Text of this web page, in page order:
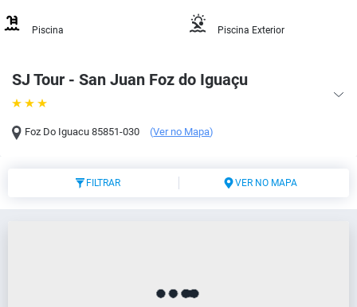
SJ Tour - San Juan Foz do Iguaçu
Foz Do Iguacu 85851-030 (Ver no Mapa)
Piscina Piscina Exterior
FILTRAR VER NO MAPA